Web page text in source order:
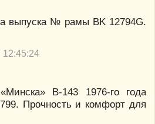
выпуска № рамы BK 12794G.
12:45:24
В-143 1976-го года
Прочность и комфорт для